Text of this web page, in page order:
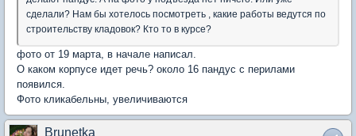
сделали? Нам бы хотелось посмотреть , какие работы ведутся по
строительству кладовок? Кто то в курсе?
фото от 19 марта, в начале написал.
О каком корпусе идет речь? около 16 пандус с перилами
появился.
Фото кликабельны, увеличиваются
Brunetka